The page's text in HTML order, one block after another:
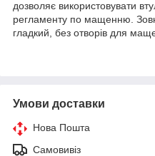
дозволяє використовувати
регламенту по мащенню.
гладкий, без отворів для
Умови доставки
Нова Пошта
Самовивіз